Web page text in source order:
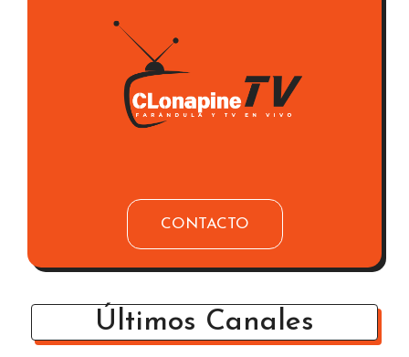
CONTACTO
Últimos Canales